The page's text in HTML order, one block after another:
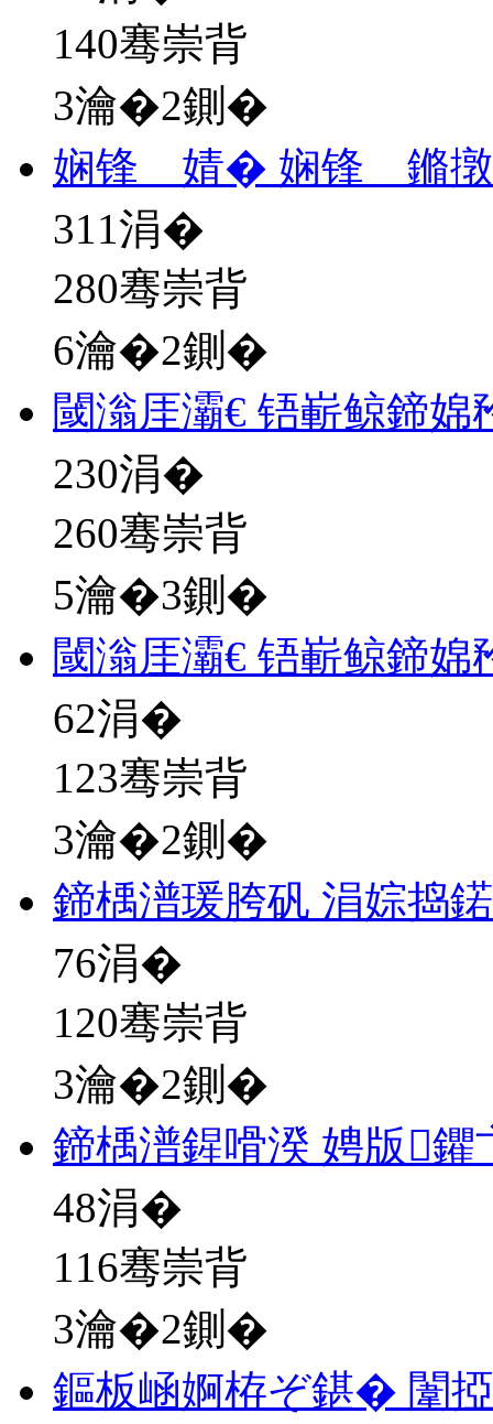
140骞崇背
3瀹�2鍘�
娴锋 婧� 娴锋 鏅
311涓�
280骞崇背
6瀹�2鍘�
閾滃厓灞€ 铻嶄鲸鍗
230涓�
260骞崇背
5瀹�3鍘�
閾滃厓灞€ 铻嶄鲸鍗
62涓�
123骞崇背
3瀹�2鍘�
鍗楀潽瑗胯矾 涓婃捣
76涓�
120骞崇背
3瀹�2鍘�
鍗楀潽鍟嗗湀 娉版鑺
48涓�
116骞崇背
3瀹�2鍘�
鏂板崡婀栫ぞ鍖� 闈